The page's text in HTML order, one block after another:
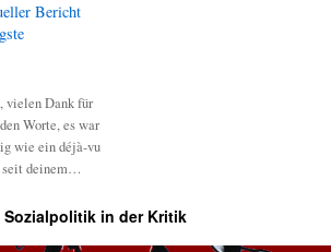
Bericht
vielen Dank für
Worte, es war
wie ein déjà-vu
seit deinem…
in der Kritik